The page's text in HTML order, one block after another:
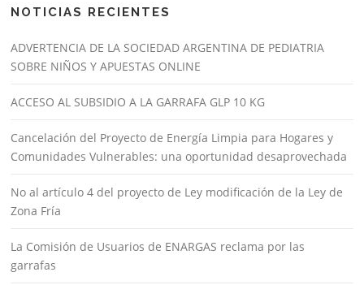
NOTICIAS RECIENTES
ADVERTENCIA DE LA SOCIEDAD ARGENTINA DE PEDIATRIA
SOBRE NIÑOS Y APUESTAS ONLINE
ACCESO AL SUBSIDIO A LA GARRAFA GLP 10 KG
Cancelación del Proyecto de Energía Limpia para Hogares y
Comunidades Vulnerables: una oportunidad desaprovechada
No al artículo 4 del proyecto de Ley modificación de la Ley de
Zona Fría
La Comisión de Usuarios de ENARGAS reclama por las
garrafas